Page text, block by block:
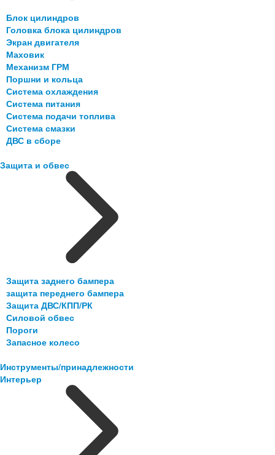
Блок цилиндров
Головка блока цилиндров
Экран двигателя
Маховик
Механизм ГРМ
Поршни и кольца
Система охлаждения
Система питания
Система подачи топлива
Система смазки
ДВС в сборе
Защита и обвес
Защита заднего бампера
защита переднего бампера
Защита ДВС/КПП/РК
Силовой обвес
Пороги
Запасное колесо
Инструменты/принадлежности
Интерьер